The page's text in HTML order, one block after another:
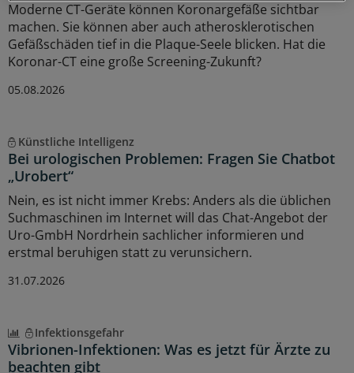
Moderne CT-Geräte können Koronargefäße sichtbar
machen. Sie können aber auch atherosklerotischen
Gefäßschäden tief in die Plaque-Seele blicken. Hat die
Koronar-CT eine große Screening-Zukunft?
05.08.2026
Künstliche Intelligenz
Bei urologischen Problemen: Fragen Sie Chatbot
„Urobert“
Nein, es ist nicht immer Krebs: Anders als die üblichen
Suchmaschinen im Internet will das Chat-Angebot der
Uro-GmbH Nordrhein sachlicher informieren und
erstmal beruhigen statt zu verunsichern.
31.07.2026
Infektionsgefahr
Vibrionen-Infektionen: Was es jetzt für Ärzte zu
beachten gibt